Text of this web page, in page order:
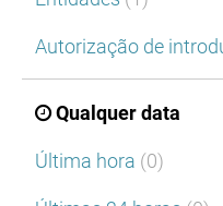
Autorização de
Qualquer data
Última hora (0)